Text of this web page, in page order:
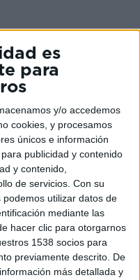
es
para
y/o accedemos
cookies, y procesamos
únicos e información
publicidad y contenido
y contenido,
de servicios. Con su
utilizar datos de
mediante las
hacer clic para otorgarnos
1538 socios para
previamente descrito. De
más detallada y
explora el
JonBenét